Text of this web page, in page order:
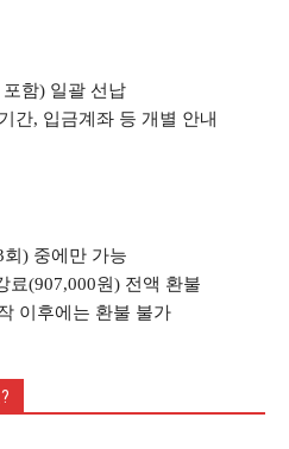
함) 일괄 선납
간, 입금계좌 등 개별 안내
) 중에만 가능
료(907,000원) 전액 환불
이후에는 환불 불가